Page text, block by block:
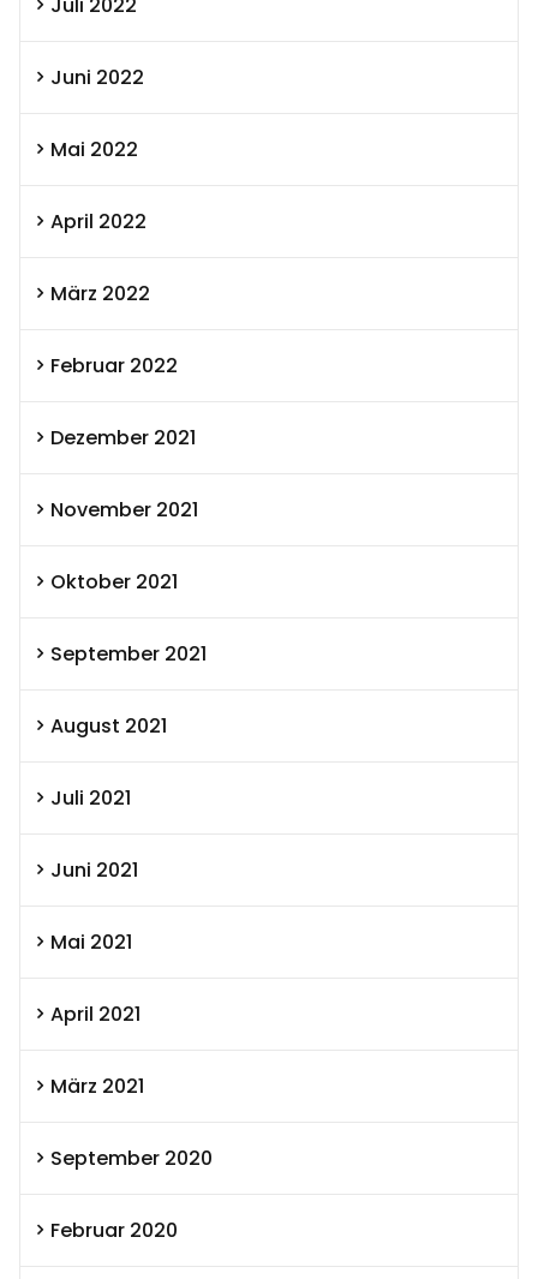
Juni 2022
Mai 2022
April 2022
März 2022
Februar 2022
Dezember 2021
November 2021
Oktober 2021
September 2021
August 2021
Juli 2021
Juni 2021
Mai 2021
April 2021
März 2021
September 2020
Februar 2020